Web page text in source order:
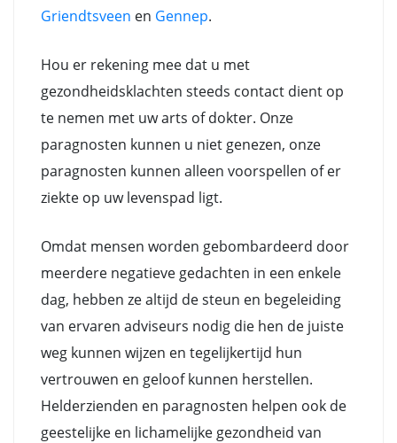
Griendtsveen en Gennep.
Hou er rekening mee dat u met
gezondheidsklachten steeds contact dient op
te nemen met uw arts of dokter. Onze
paragnosten kunnen u niet genezen, onze
paragnosten kunnen alleen voorspellen of er
ziekte op uw levenspad ligt.
Omdat mensen worden gebombardeerd door
meerdere negatieve gedachten in een enkele
dag, hebben ze altijd de steun en begeleiding
van ervaren adviseurs nodig die hen de juiste
weg kunnen wijzen en tegelijkertijd hun
vertrouwen en geloof kunnen herstellen.
Helderzienden en paragnosten helpen ook de
geestelijke en lichamelijke gezondheid van